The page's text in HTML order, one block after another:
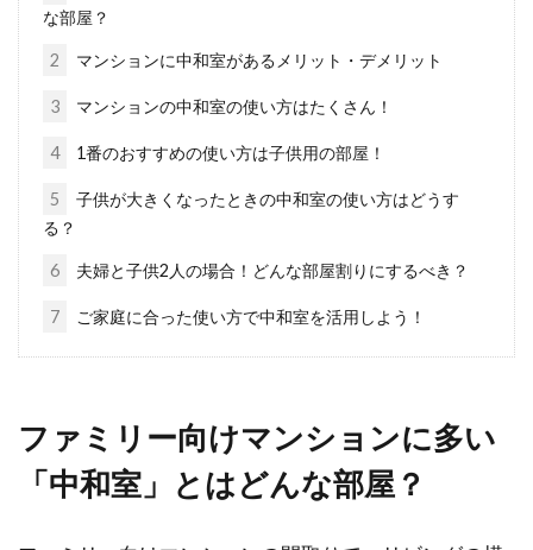
マンション購入は中古がおすすめ！
大阪市のマンション事情
マンションを購入するときに、新築が良いか、
古かは、...
マンションの維持管理トラブルでしばしば見ら
れるのが、「管理費の滞納」です。マンション
な部屋？
2 マンションに中和室があるメリット・デメリット
3 マンションの中和室の使い方はたくさん！
4 1番のおすすめの使い方は子供用の部屋！
5
子供が大きくなったときの中和室の使い方はどうす
る？
6 夫婦と子供2人の場合！どんな部屋割りにするべき？
7 ご家庭に合った使い方で中和室を活用しよう！
ファミリー向けマンションに多い
「中和室」とはどんな部屋？